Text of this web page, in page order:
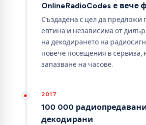
OnlineRadioCodes е вече
Създадена с цел да предложи
евтина и независима от
на декодирането на
повече посещения в сервиза,
запазване на часове.
2017
100 000
декодирани